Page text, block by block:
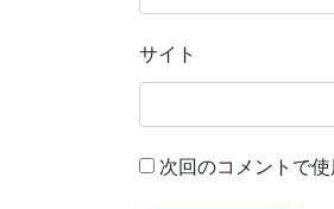
サイト
次回のコメントで